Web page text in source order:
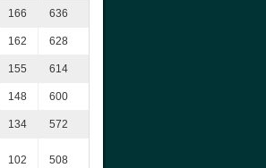
166 636
162 628
155 614
148 600
134 572
102 508